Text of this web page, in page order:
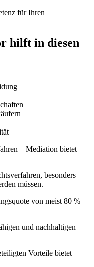
für Ihren
hilft in diesen
– Mediation bietet
besonders
müssen.
von meist 80 %
und nachhaltigen
Vorteile bietet